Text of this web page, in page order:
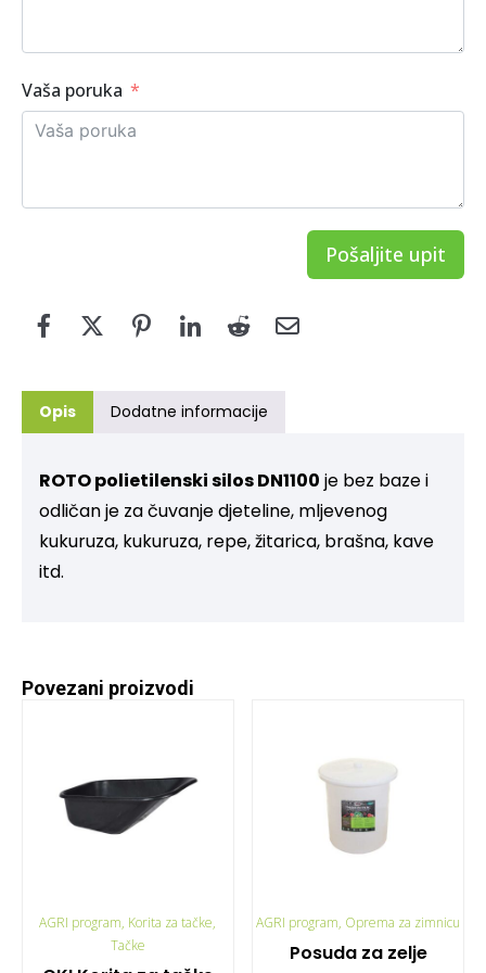
Vaša poruka
Pošaljite upit
Opis Dodatne informacije
ROTO polietilenski silos DN1100 je bez baze i
odličan je za čuvanje djeteline, mljevenog
kukuruza, kukuruza, repe, žitarica, brašna, kave
itd.
Povezani proizvodi
AGRI program, Korita za tačke,
Tačke
AGRI program, Oprema za zimnicu
Posuda za zelje